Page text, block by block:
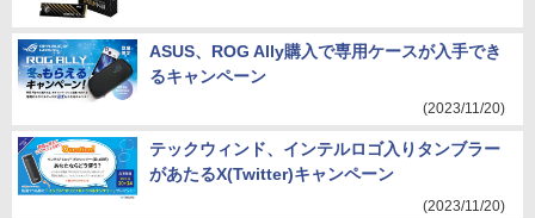
ASUS、ROG Ally購入で専用ケースが入手でき
るキャンペーン
(2023/11/20)
テックウィンド、インテルロゴ入りタンブラー
があたるX(Twitter)キャンペーン
(2023/11/20)